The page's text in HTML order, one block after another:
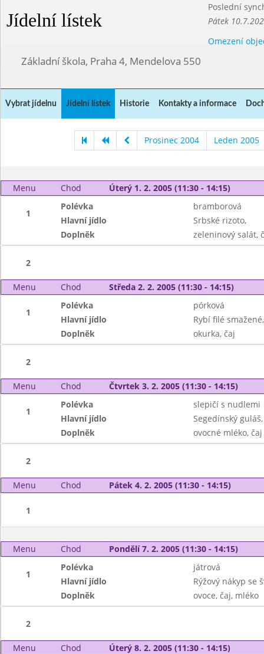
Jídelní lístek
Poslední
Pátek
Omezení
Základní škola, Praha 4, Mendelova 550
Vybrat jídelnu Jídelní lístek Historie Kontakty a informace
Prosinec 2004 Leden 2005
Menu Chod Úterý 1. 2. 2005 (11:30 - 14:15)
1
Polévka
bramborová
Hlavní jídlo
Srbské rizoto,
Doplněk
zeleninový salát,
2
Menu Chod Středa 2. 2. 2005 (11:30 - 14:15)
1
Polévka
pórková
Hlavní jídlo
Rybí filé
Doplněk
okurka, čaj
2
Menu Chod Čtvrtek 3. 2. 2005 (11:30 - 14:15)
1
Polévka
slepičí s nudlemi
Hlavní jídlo
Segedínský
Doplněk
ovocné mléko, čaj
2
Menu Chod Pátek 4. 2. 2005 (11:30 - 14:15)
1
Menu Chod Pondělí 7. 2. 2005 (11:30 - 14:15)
1
Polévka
játrová
Hlavní jídlo
Rýžový nákyp se
Doplněk
ovoce, čaj, mléko
2
Menu Chod Úterý 8. 2. 2005 (11:30 - 14:15)